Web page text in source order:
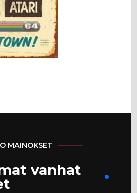
MAINOKSET
vanhat